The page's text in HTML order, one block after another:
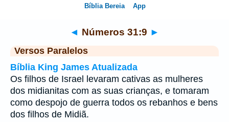
◄ Números 31:9 ►
Versos Paralelos
Bíblia King James Atualizada
Os filhos de Israel levaram cativas as mulheres
dos midianitas com as suas crianças, e tomaram
como despojo de guerra todos os rebanhos e bens
dos filhos de Midiã.